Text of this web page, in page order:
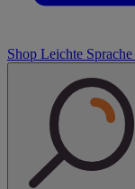
Shop Leichte Sprache